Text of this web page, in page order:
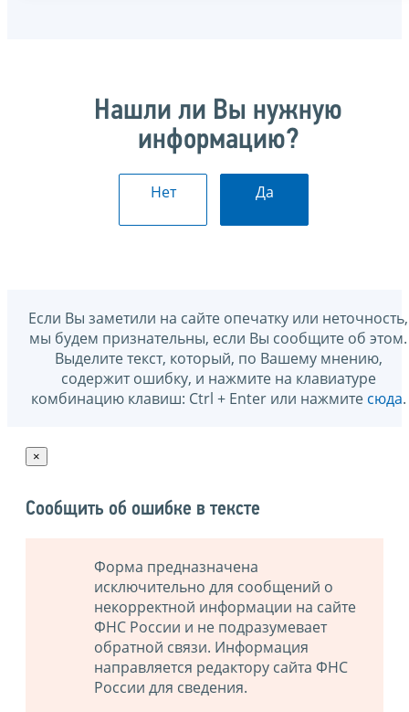
Нашли ли Вы нужную
информацию?
Нет Да
Если Вы заметили на сайте опечатку или неточность,
мы будем признательны, если Вы сообщите об этом.
Выделите текст, который, по Вашему мнению,
содержит ошибку, и нажмите на клавиатуре
комбинацию клавиш: Ctrl + Enter или нажмите сюда.
×
Сообщить об ошибке в тексте
Форма предназначена
исключительно для сообщений о
некорректной информации на сайте
ФНС России и не подразумевает
обратной связи. Информация
направляется редактору сайта ФНС
России для сведения.